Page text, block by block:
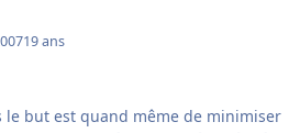
19 ans
le but est quand même de minimiser